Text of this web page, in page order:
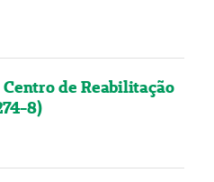
de Reabilitação
8)